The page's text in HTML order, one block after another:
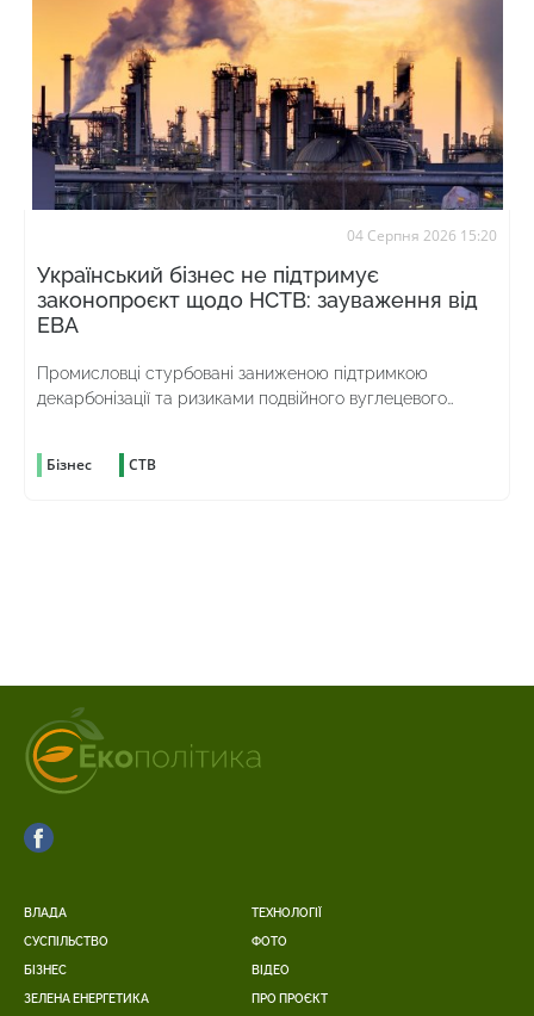
04 Серпня 2026 15:20
Український бізнес не підтримує
законопроєкт щодо НСТВ: зауваження від
ЕВА
Промисловці стурбовані заниженою підтримкою
декарбонізації та ризиками подвійного вуглецевого
Бізнес СТВ
ВЛАДА
СУСПІЛЬСТВО
БІЗНЕС
ЗЕЛЕНА ЕНЕРГЕТИКА
ТЕХНОЛОГІЇ
ФОТО
ВІДЕО
ПРО ПРОЄКТ